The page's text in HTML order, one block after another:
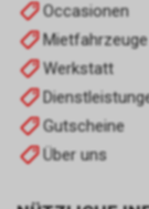
Occasionen
Mietfahrzeuge
Werkstatt
Gutscheine
Über uns